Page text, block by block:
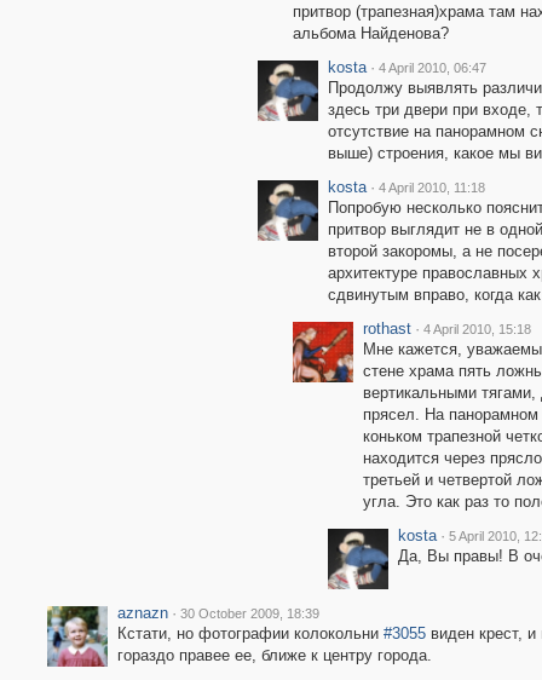
притвор (трапезная)храма там
альбома Найденова?
kosta · 4 April 2010, 06:47
Продолжу выявлять
здесь три двери при
отсутствие на панорамном
выше) строения, какое мы
kosta · 4 April 2010, 11:18
Попробую несколько
притвор выглядит не в
второй закоромы, а не
архитектуре православных
сдвинутым вправо, когда
rothast · 4 April 2010, 15:18
Мне кажется,
стене храма пять
вертикальными
прясел. На
коньком трапезной
находится через
третьей и четвертой
угла. Это как раз то
kosta · 5 April 2010,
Да, Вы правы! В
aznazn · 30 October 2009, 18:39
Кстати, но фотографии колокольни #3055виден крест, и
гораздо правее ее, ближе к центру города.